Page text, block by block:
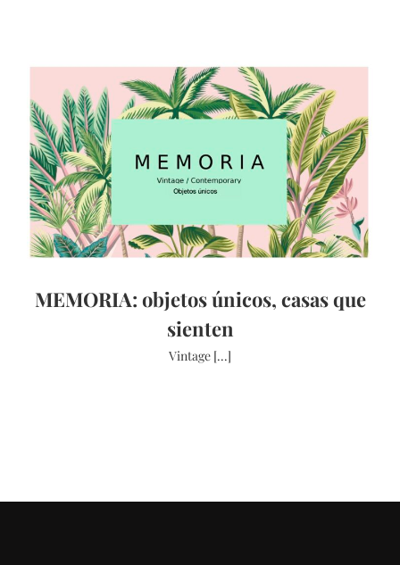
MEMORIA: objetos únicos, casas que
sienten
Vintage [...]